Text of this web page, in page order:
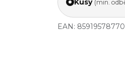
(min.
EAN: